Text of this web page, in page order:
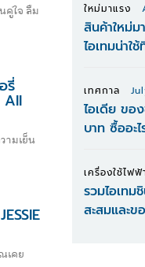
คู่ใจ ลืม
รี่
All
ามเย็น
เคย
ใหม่มาแรง
สินค้าใหม่
ไอเทมน่าใ
เทศกาล
ไอเดีย ข
บาท ซื้ออะ
เครื่องใช้ไฟ
รวมไอเท
สะสมและ